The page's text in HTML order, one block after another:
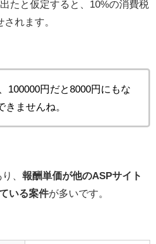
たと仮定すると、10%の消費税
れます。
100000円だと8000円にもな
きませんね。
、 報酬単価が他のASPサイト
いる案件が多いです。